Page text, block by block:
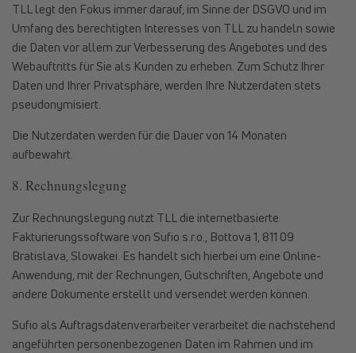
TLL legt den Fokus immer darauf, im Sinne der DSGVO und im
Umfang des berechtigten Interesses von TLL zu handeln sowie
die Daten vor allem zur Verbesserung des Angebotes und des
Webauftritts für Sie als Kunden zu erheben. Zum Schutz Ihrer
Daten und Ihrer Privatsphäre, werden Ihre Nutzerdaten stets
pseudonymisiert.
Die Nutzerdaten werden für die Dauer von 14 Monaten
aufbewahrt.
8. Rechnungslegung
Zur Rechnungslegung nutzt TLL die internetbasierte
Fakturierungssoftware von Sufio s.r.o., Bottova 1, 811 09
Bratislava, Slowakei. Es handelt sich hierbei um eine Online-
Anwendung, mit der Rechnungen, Gutschriften, Angebote und
andere Dokumente erstellt und versendet werden können.
Sufio als Auftragsdatenverarbeiter verarbeitet die nachstehend
angeführten personenbezogenen Daten im Rahmen und im